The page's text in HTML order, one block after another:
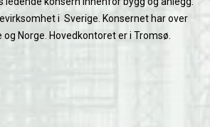
i Sverige. Konsernet har over
Norge. Hovedkontoret er i Tromsø.